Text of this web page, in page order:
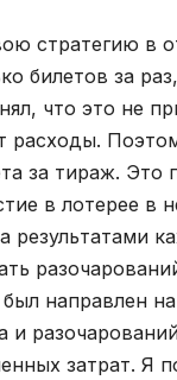
стратегию в
билетов за
что это не
расходы.
за тираж.
в лотерее в
результатами
направлен
и
затрат. Я